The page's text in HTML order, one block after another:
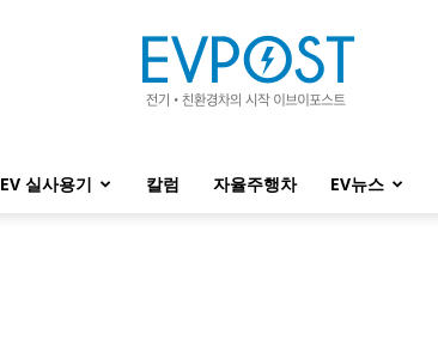
EV 실사용기 칼럼 자율주행차 EV뉴스